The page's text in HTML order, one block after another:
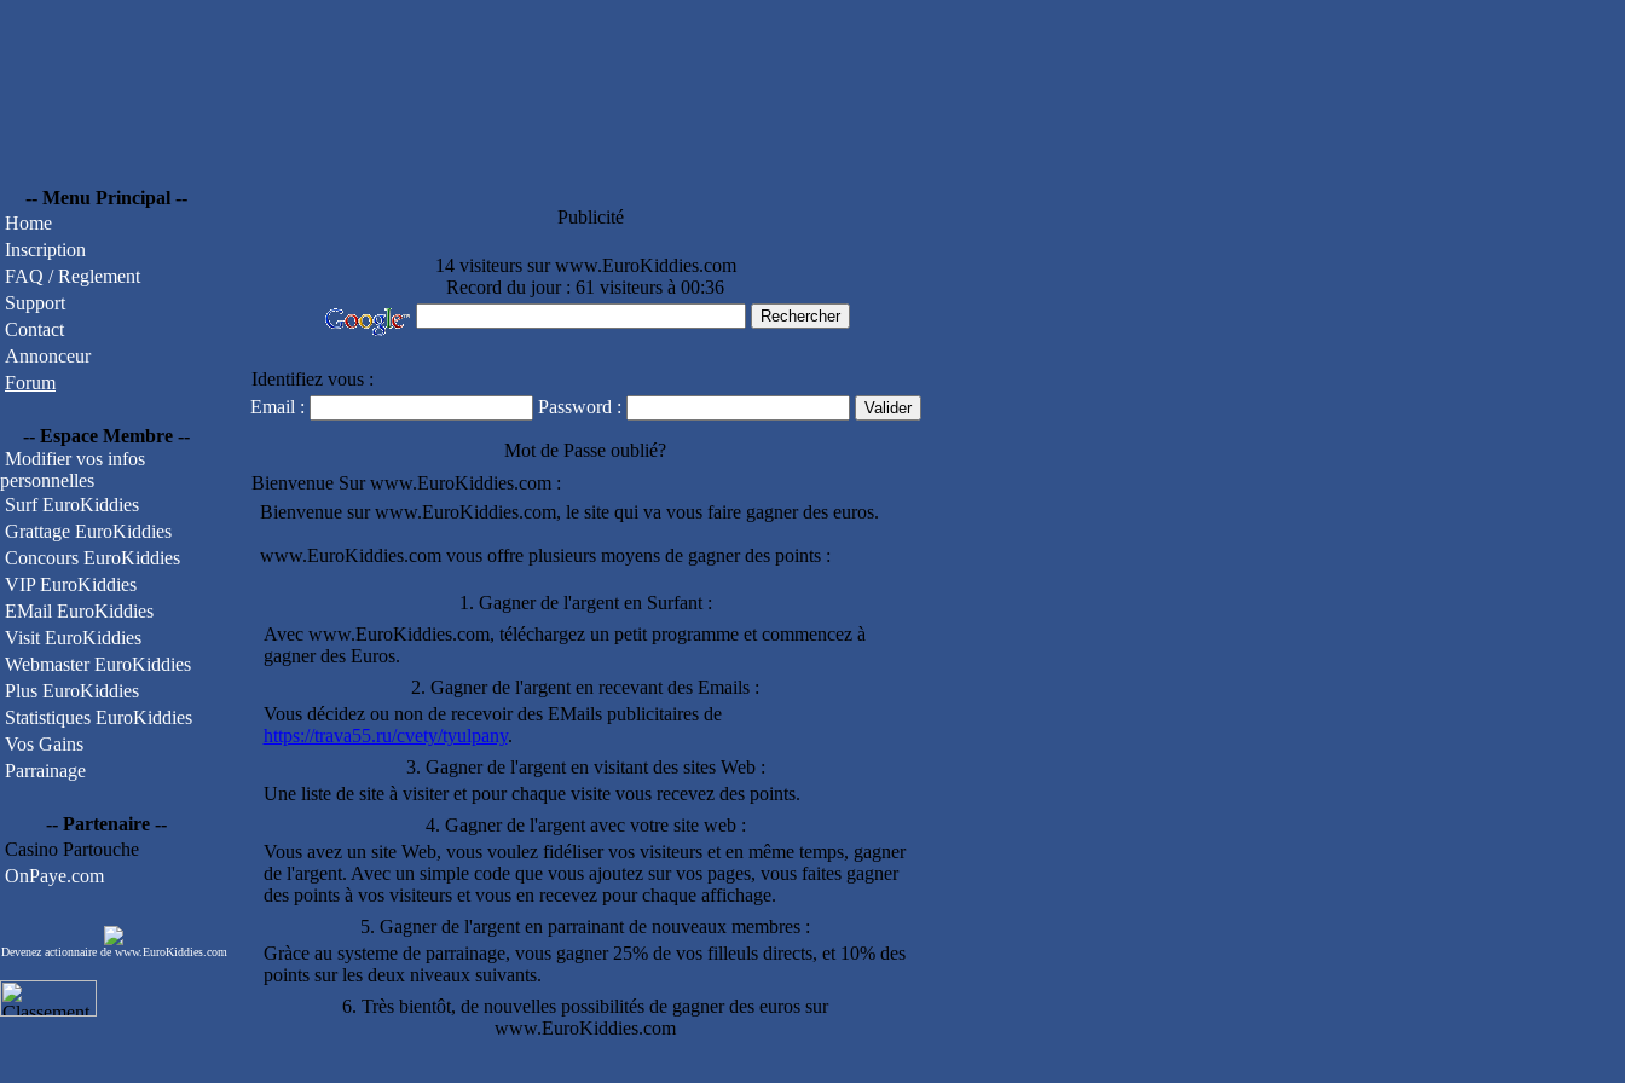
-- Menu Principal --
Home
Inscription
FAQ / Reglement
Support
Contact
Annonceur
Forum
-- Espace Membre --
Modifier vos infos
personnelles
Surf EuroKiddies
Grattage EuroKiddies
Concours EuroKiddies
VIP EuroKiddies
EMail EuroKiddies
Visit EuroKiddies
Webmaster EuroKiddies
Plus EuroKiddies
Statistiques EuroKiddies
Vos Gains
Parrainage
-- Partenaire --
Casino Partouche
OnPaye.com
Devenez actionnaire de www.EuroKiddies.com
Publicité
14 visiteurs sur www.EuroKiddies.com
Record du jour : 61 visiteurs à 00:36
Identifiez vous :
Email :
Password :
Mot de Passe oublié?
Bienvenue Sur www.EuroKiddies.com :
Bienvenue sur www.EuroKiddies.com, le site qui va vous faire gagner des euros.
www.EuroKiddies.com vous offre plusieurs moyens de gagner des points :
1. Gagner de l'argent en Surfant :
Avec www.EuroKiddies.com, téléchargez un petit programme et commencez à
gagner des Euros.
2. Gagner de l'argent en recevant des Emails :
Vous décidez ou non de recevoir des EMails publicitaires de
https://trava55.ru/cvety/tyulpany.
3. Gagner de l'argent en visitant des sites Web :
Une liste de site à visiter et pour chaque visite vous recevez des points.
4. Gagner de l'argent avec votre site web :
Vous avez un site Web, vous voulez fidéliser vos visiteurs et en même temps, gagner
de l'argent. Avec un simple code que vous ajoutez sur vos pages, vous faites gagner
des points à vos visiteurs et vous en recevez pour chaque affichage.
5. Gagner de l'argent en parrainant de nouveaux membres :
Gràce au systeme de parrainage, vous gagner 25% de vos filleuls directs, et 10% des
points sur les deux niveaux suivants.
6. Très bientôt, de nouvelles possibilités de gagner des euros sur
www.EuroKiddies.com